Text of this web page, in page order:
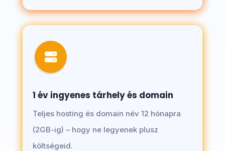
1 év ingyenes tárhely és domain
Teljes hosting és domain név 12 hónapra
(2GB-ig) – hogy ne legyenek plusz
költségeid.